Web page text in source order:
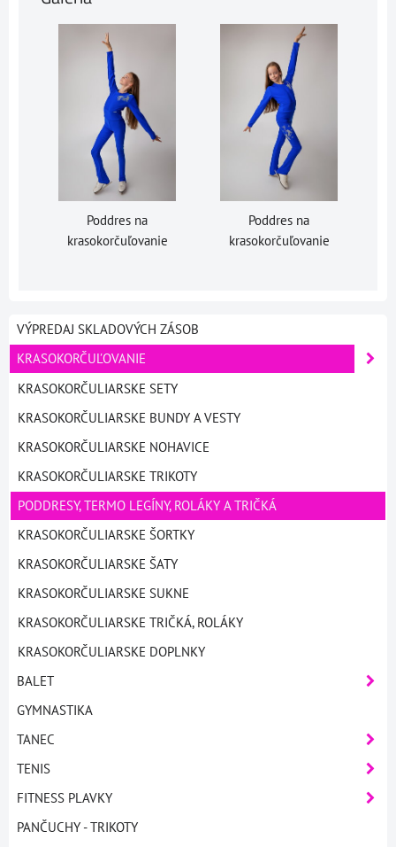
Poddres na
krasokorčuľovanie
Poddres na
krasokorčuľovanie
VÝPREDAJ SKLADOVÝCH ZÁSOB
KRASOKORČUĽOVANIE
KRASOKORČULIARSKE SETY
KRASOKORČULIARSKE BUNDY A VESTY
KRASOKORČULIARSKE NOHAVICE
KRASOKORČULIARSKE TRIKOTY
PODDRESY, TERMO LEGÍNY, ROLÁKY A TRIČKÁ
KRASOKORČULIARSKE ŠORTKY
KRASOKORČULIARSKE ŠATY
KRASOKORČULIARSKE SUKNE
KRASOKORČULIARSKE TRIČKÁ, ROLÁKY
KRASOKORČULIARSKE DOPLNKY
BALET
GYMNASTIKA
TANEC
TENIS
FITNESS PLAVKY
PANČUCHY - TRIKOTY